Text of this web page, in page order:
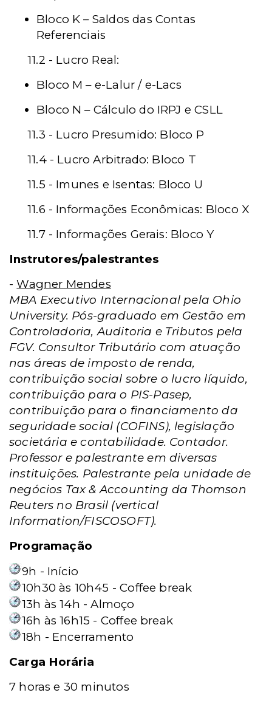
Bloco K – Saldos das Contas
Referenciais
11.2 - Lucro Real:
Bloco M – e-Lalur / e-Lacs
Bloco N – Cálculo do IRPJ e CSLL
11.3 - Lucro Presumido: Bloco P
11.4 - Lucro Arbitrado: Bloco T
11.5 - Imunes e Isentas: Bloco U
11.6 - Informações Econômicas: Bloco X
11.7 - Informações Gerais: Bloco Y
Instrutores/palestrantes
-Wagner Mendes
MBA Executivo Internacional pela Ohio
University. Pós-graduado em Gestão em
Controladoria, Auditoria e Tributos pela
FGV. Consultor Tributário com atuação
nas áreas de imposto de renda,
contribuição social sobre o lucro líquido,
contribuição para o PIS-Pasep,
contribuição para o financiamento da
seguridade social (COFINS), legislação
societária e contabilidade. Contador.
Professor e palestrante em diversas
instituições. Palestrante pela unidade de
negócios Tax & Accounting da Thomson
Reuters no Brasil (vertical
Information/FISCOSOFT).
Programação
9h - Início
10h30 às 10h45 - Coffee break
13h às 14h - Almoço
16h às 16h15 - Coffee break
18h - Encerramento
Carga Horária
7 horas e 30 minutos